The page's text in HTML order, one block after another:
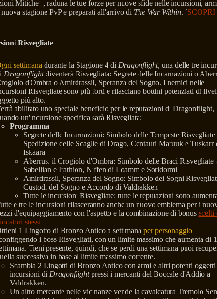
Mitiche+, raduna le tue forze per nuove sfide nelle incursioni,
stagione PvP e preparati all'arrivo di The War Within. [SCOPRI
Risvegliate
settimana durante la Stagione 4 di Dragonflight, una delle tre
Dragonflightdiventerà Risvegliata: Segrete delle Incarnazioni o
d'Ombra o Amirdrassil, Speranza del Sogno. I nemici nelle
Risvegliate sono più forti e rilasciano bottini potenziati di
più alto.
abilitato uno speciale beneficio per le reputazioni di Dragonflight,
un'incursione specifica sarà Risvegliata:
Programma
Segrete delle Incarnazioni: Simbolo delle Tempeste Risvegliate
Spedizione delle Scaglie di Drago, Centauri Maruuk e Tuskarr
Iskaara
Aberrus, il Crogiolo d'Ombra: Simbolo delle Braci Risvegliate
Sabellian e Irathion, Niffen di Loamm e Soridormi
Amirdrassil, Speranza del Sogno: Simbolo dei Sogni
Custodi del Sogno e Accordo di Valdrakken
Tutte le incursioni Risvegliate: tutte le reputazioni sono
e tre le incursioni rilasceranno anche un nuovo emblema per i
d'equipaggiamento con l'aspetto e la combinazione di bonus scelti
stessi.
1 Lingotto di Bronzo Antico a settimana per personaggio
i boss Risvegliati, con un limite massimo che aumenta di
Tieni presente, quindi, che se perdi una settimana puoi
successiva in base al limite massimo corrente.
Scambia 2 Lingotti di Bronzo Antico con armi e altri potenti oggetti
incursioni di Dragonflightpressi i mercanti del Boccale d'Addio a
Valdrakken.
Un altro mercante nelle vicinanze vende la cavalcatura Tremolo